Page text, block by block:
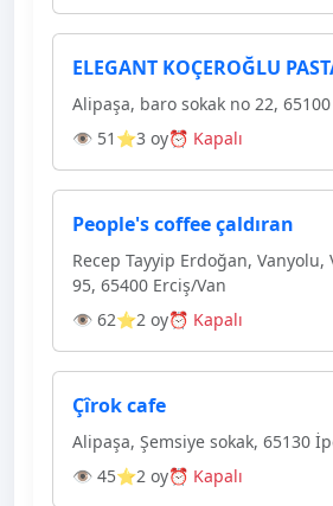
ELEGANT KOÇEROĞLU
Alipaşa, baro sokak no 22,
👁 51 ⭐3 oy⏰ Kapalı
People's coffee çaldıran
Recep Tayyip Erdoğan, Vanyolu,
95, 65400 Erciş/Van
👁 62⭐2 oy⏰ Kapalı
Çîrok cafe
Alipaşa, Şemsiye sokak, 65130
👁 45⭐2 oy⏰ Kapalı